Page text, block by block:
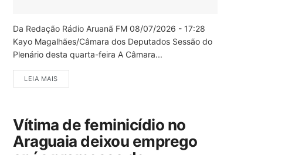
Da Redação Rádio Aruanã FM 08/07/2026 - 17:28
Kayo Magalhães/Câmara dos Deputados Sessão do
Plenário desta quarta-feira A Câmara...
LEIA MAIS
Vítima de feminicídio no
Araguaia deixou emprego